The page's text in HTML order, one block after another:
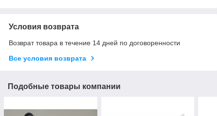
Условия возврата
Возврат товара в течение 14 дней по договоренности
Все условия возврата
Подобные товары компании